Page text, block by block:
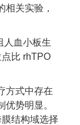
相关实验，
人血小板生
比 rhTPO
方式中存在
势明显。
结构域选择